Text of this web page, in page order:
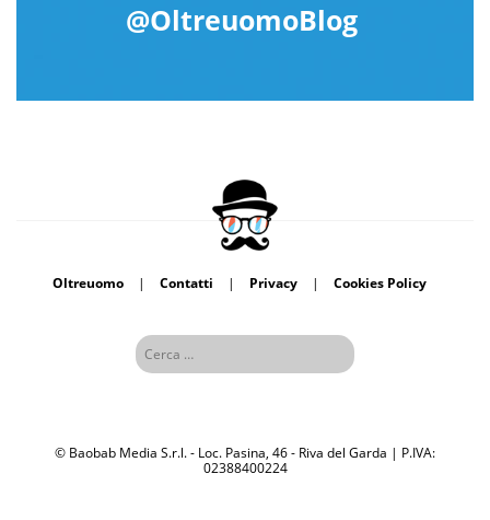
@OltreuomoBlog
Oltreuomo | Contatti | Privacy | Cookies Policy
© Baobab Media S.r.l. - Loc. Pasina, 46 - Riva del Garda | P.IVA:
02388400224